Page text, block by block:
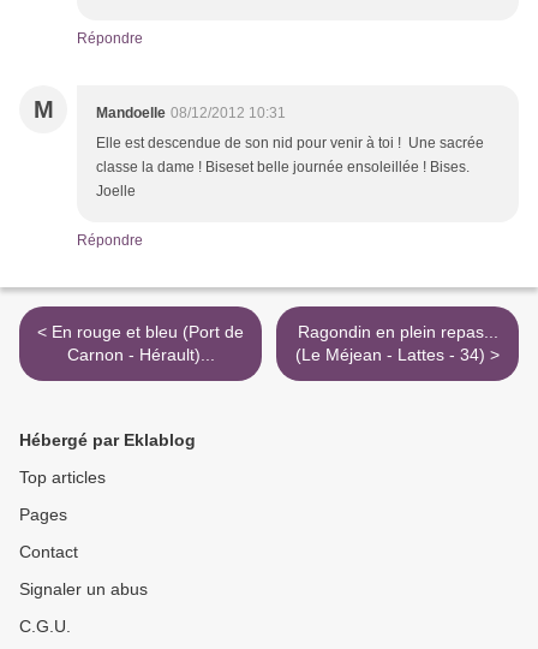
Répondre
M Mandoelle 08/12/2012 10:31
Elle est descendue de son nid pour venir à toi ! Une sacrée
classe la dame ! Biseset belle journée ensoleillée ! Bises.
Joelle
Répondre
< En rouge et bleu (Port de
Carnon - Hérault)...
Ragondin en plein repas...
(Le Méjean - Lattes - 34) >
Hébergé par Eklablog
Top articles
Pages
Contact
Signaler un abus
C.G.U.